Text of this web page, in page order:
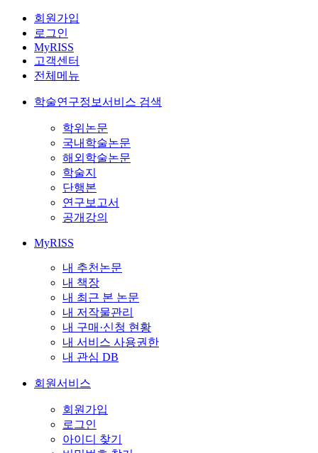
회원가입
로그인
MyRISS
고객센터
전체메뉴
학술연구정보서비스 검색
학위논문
국내학술논문
해외학술논문
학술지
단행본
연구보고서
공개강의
MyRISS
내 추천논문
내 책장
내 최근 본 논문
내 저작물관리
내 구매·신청 현황
내 서비스 사용권한
내 관심 DB
회원서비스
회원가입
로그인
아이디 찾기